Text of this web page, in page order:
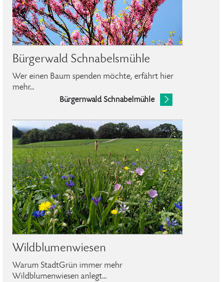
Bürgerwald Schnabelsmühle
Wer einen Baum spenden möchte, erfährt hier
mehr...
Bürgernwald Schnabelmühle
Wildblumenwiesen
Warum StadtGrün immer mehr
Wildblumenwiesen anlegt...